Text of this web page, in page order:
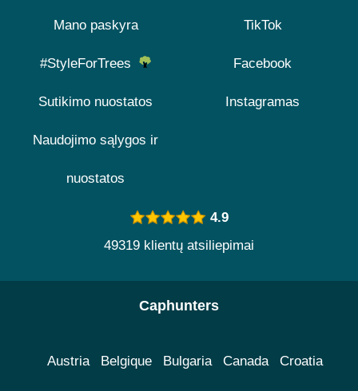
Mano paskyra
#StyleForTrees
Sutikimo nuostatos
Naudojimo sąlygos ir
nuostatos
TikTok
Facebook
Instagramas
4.9
49319 klientų atsiliepimai
Caphunters
Austria Belgique Bulgaria Canada Croatia